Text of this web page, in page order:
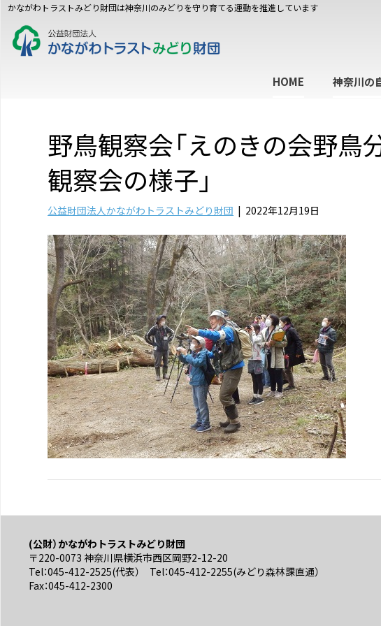
かながわトラストみどり財団は神奈川のみどりを守り育てる運動を推進しています
HOME 神奈川の
野鳥観察会「えのきの会野鳥
観察会の様子」
公益財団法人かながわトラストみどり財団 | 2022年12月19日
(公財）かながわトラストみどり財団
〒220-0073 神奈川県横浜市西区岡野2-12-20
Tel：045-412-2525(代表） Tel：045-412-2255(みどり森林課直通）
Fax：045-412-2300